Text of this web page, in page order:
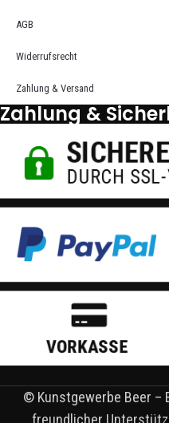
AGB
Widerrufsrecht
Zahlung & Versand
Zahlung &
© Kunstgewerbe Beer –
freundlicher